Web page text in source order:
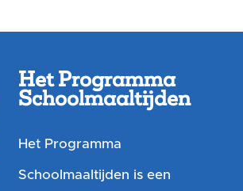
Het Programma
Schoolmaaltijden
Het Programma
Schoolmaaltijden is een